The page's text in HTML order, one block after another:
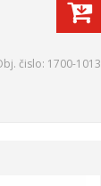
čislo: 1700-1013